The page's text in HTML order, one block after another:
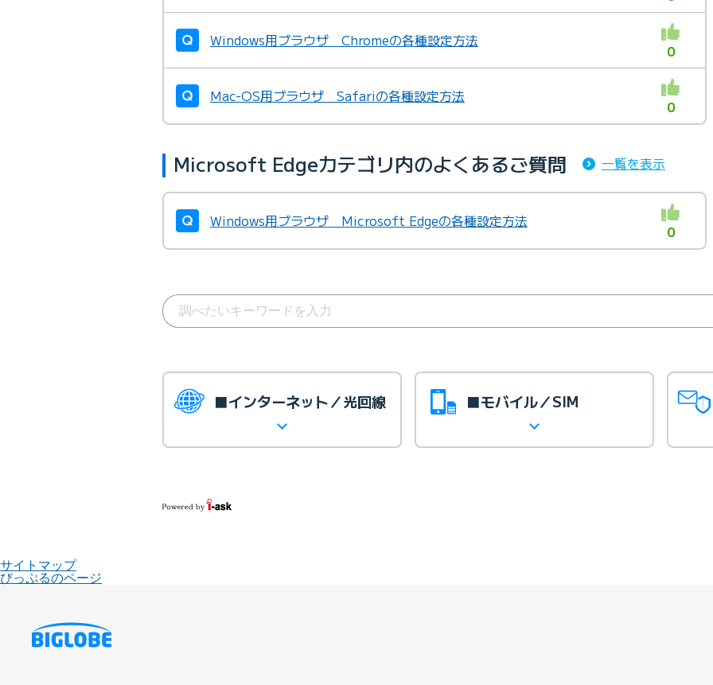
Windows用ブラウザ Chromeの各種設定方法
0
Mac-OS用ブラウザ Safariの各種設定方法
0
Microsoft Edgeカテゴリ内のよくあるご質問 一覧を表示
Windows用ブラウザ Microsoft Edgeの各種設定方法
0
■インターネット／光回線 ■モバイル／SIM
サイトマップ
びっぷるのページ